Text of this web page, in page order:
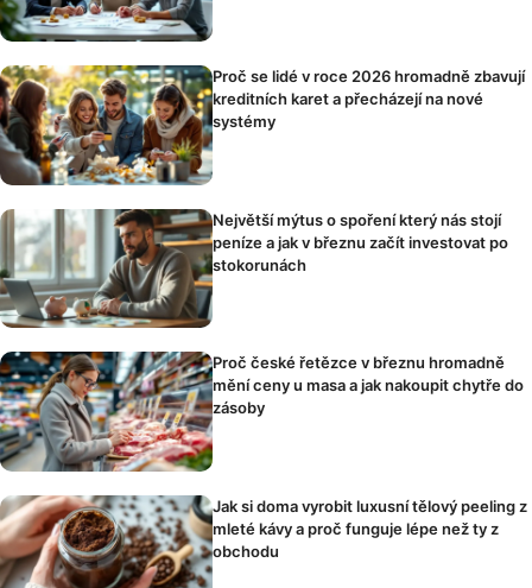
Proč se lidé v roce 2026 hromadně zbavují
kreditních karet a přecházejí na nové
systémy
Největší mýtus o spoření který nás stojí
peníze a jak v březnu začít investovat po
stokorunách
Proč české řetězce v březnu hromadně
mění ceny u masa a jak nakoupit chytře do
zásoby
Jak si doma vyrobit luxusní tělový peeling z
mleté kávy a proč funguje lépe než ty z
obchodu